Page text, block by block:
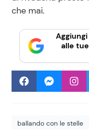
che mai.
alle
ballando con le stelle